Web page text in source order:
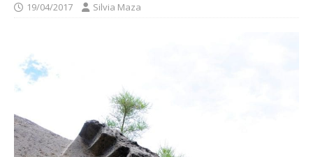
19/04/2017 Silvia Maza